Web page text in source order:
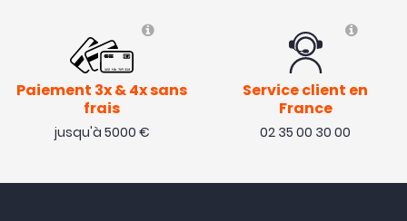
Paiement 3x & 4x sans
frais
jusqu'à 5000 €
Service client en
France
02 35 00 30 00